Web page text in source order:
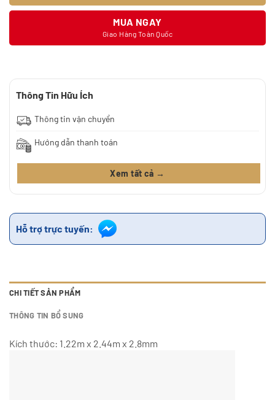
MUA NGAY
Giao Hàng Toàn Quốc
Thông Tin Hữu Ích
Thông tin vận chuyển
Hướng dẫn thanh toán
Xem tất cả →
Hỗ trợ trực tuyến:
CHI TIẾT SẢN PHẨM
THÔNG TIN BỔ SUNG
Kích thước: 1.22m x 2.44m x 2.8mm